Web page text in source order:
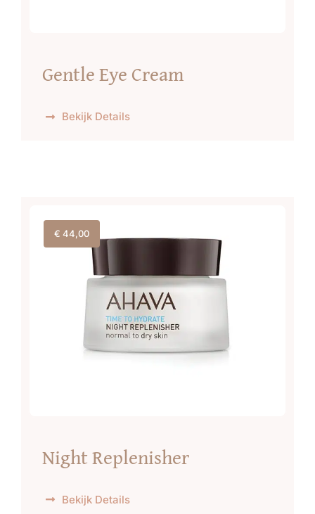
Gentle Eye Cream
Bekijk Details
€ 44,00
Night Replenisher
Bekijk Details